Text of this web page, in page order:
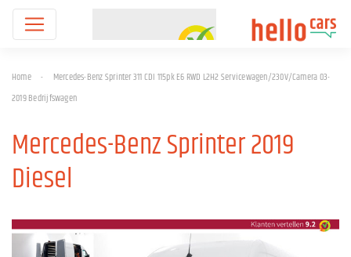
Home -
Mercedes-Benz Sprinter 311 CDI 115pk E6 RWD L2H2 Servicewagen/230V/Camera 03-
2019 Bedrijfswagen
Mercedes-Benz Sprinter 2019
Diesel